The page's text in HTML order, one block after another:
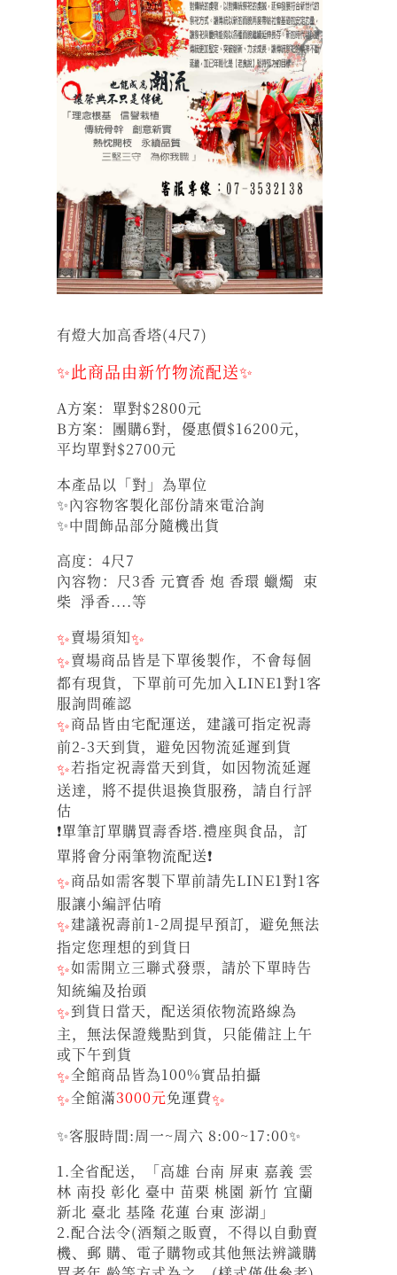
有燈大加高香塔(4尺7)​
✨此商品由新竹物流配送✨
A方案：單對$2800元
B方案：團購6對，優惠價$16200元，
平均單對$2700元
本產品以「對」為單位
✨內容物客製化部份請來電洽詢
✨中間飾品部分隨機出貨
高度：4尺7
內容物：尺3香 元寶香 炮 香環 蠟燭 束
柴 淨香....等
✨賣場須知✨
✨賣場商品皆是下單後製作，不會每個
都有現貨，下單前可先加入LINE1對1客
服詢問確認
✨商品皆由宅配運送，建議可指定祝壽
前2-3天到貨，避免因物流延遲到貨
✨若指定祝壽當天到貨，如因物流延遲
送達，將不提供退換貨服務，請自行評
估
❗單筆訂單購買壽香塔.禮座與食品，訂
單將會分兩筆物流配送❗
✨商品如需客製下單前請先LINE1對1客
服讓小編評估唷
✨建議祝壽前1-2周提早預訂，避免無法
指定您理想的到貨日
✨如需開立三聯式發票，請於下單時告
知統編及抬頭
✨到貨日當天，配送須依物流路線為
主，無法保證幾點到貨，只能備註上午
或下午到貨
✨全館商品皆為100%實品拍攝
✨全館滿3000元免運費✨
✨客服時間:周一~周六 8:00~17:00✨
1.全省配送，「高雄 台南 屏東 嘉義 雲
林 南投 彰化 臺中 苗栗 桃園 新竹 宜蘭
新北 臺北 基隆 花蓮 台東 澎湖」
2.配合法令(酒類之販賣，不得以自動賣
機、郵 購、電子購物或其他無法辨識購